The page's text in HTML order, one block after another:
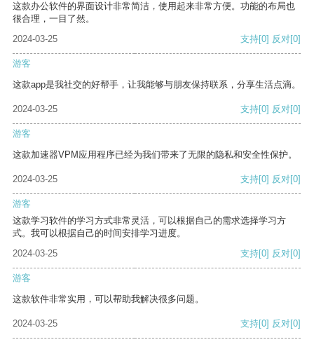
这款办公软件的界面设计非常简洁，使用起来非常方便。功能的布局也
很合理，一目了然。
2024-03-25
支持[0] 反对[0]
游客
这款app是我社交的好帮手，让我能够与朋友保持联系，分享生活点滴。
2024-03-25 支持[0] 反对[0]
游客
这款加速器VPM应用程序已经为我们带来了无限的隐私和安全性保护。
2024-03-25 支持[0] 反对[0]
游客
这款学习软件的学习方式非常灵活，可以根据自己的需求选择学习方
式。我可以根据自己的时间安排学习进度。
2024-03-25
支持[0] 反对[0]
游客
这款软件非常实用，可以帮助我解决很多问题。
2024-03-25 支持[0] 反对[0]